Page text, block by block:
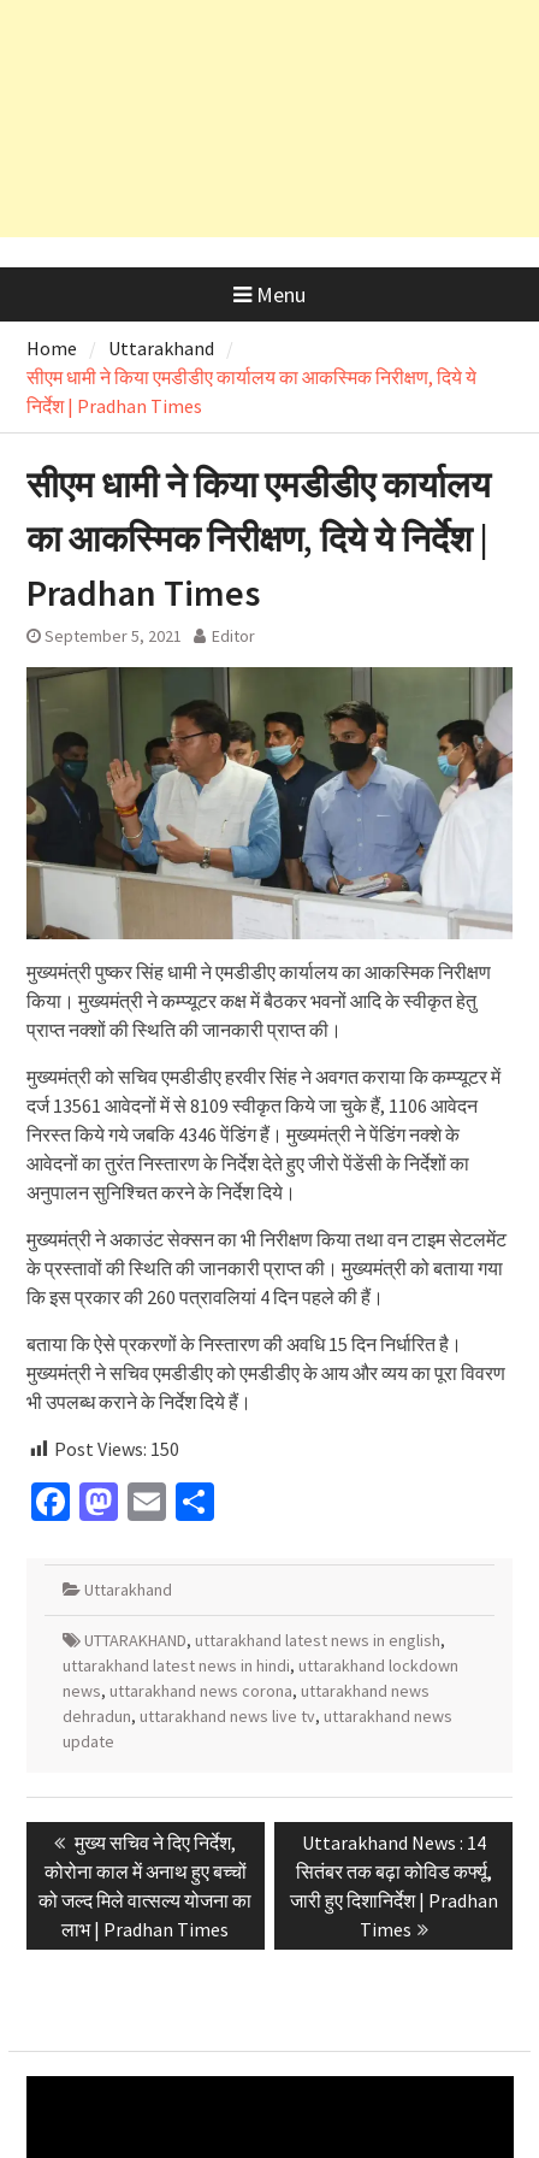
Menu
Home
Uttarakhand
सीएम धामी ने किया एमडीडीए कार्यालय का आकस्मिक निरीक्षण, दिये ये
निर्देश | Pradhan Times
सीएम धामी ने किया एमडीडीए कार्यालय
का आकस्मिक निरीक्षण, दिये ये निर्देश |
Pradhan Times
September 5, 2021 Editor
मुख्यमंत्री पुष्कर सिंह धामी ने एमडीडीए कार्यालय का आकस्मिक निरीक्षण
किया। मुख्यमंत्री ने कम्प्यूटर कक्ष में बैठकर भवनों आदि के स्वीकृत हेतु
प्राप्त नक्शों की स्थिति की जानकारी प्राप्त की।
मुख्यमंत्री को सचिव एमडीडीए हरवीर सिंह ने अवगत कराया कि कम्प्यूटर में
दर्ज 13561 आवेदनों में से 8109 स्वीकृत किये जा चुके हैं, 1106 आवेदन
निरस्त किये गये जबकि 4346 पेंडिंग हैं। मुख्यमंत्री ने पेंडिंग नक्शे के
आवेदनों का तुरंत निस्तारण के निर्देश देते हुए जीरो पेंडेंसी के निर्देशों का
अनुपालन सुनिश्चित करने के निर्देश दिये।
मुख्यमंत्री ने अकाउंट सेक्सन का भी निरीक्षण किया तथा वन टाइम सेटलमेंट
के प्रस्तावों की स्थिति की जानकारी प्राप्त की। मुख्यमंत्री को बताया गया
कि इस प्रकार की 260 पत्रावलियां 4 दिन पहले की हैं।
बताया कि ऐसे प्रकरणों के निस्तारण की अवधि 15 दिन निर्धारित है।
मुख्यमंत्री ने सचिव एमडीडीए को एमडीडीए के आय और व्यय का पूरा विवरण
भी उपलब्ध कराने के निर्देश दिये हैं।
Post Views: 150
Facebook
Mastodon
EmailShare
Uttarakhand
UTTARAKHAND, uttarakhand latest news in english,
uttarakhand latest news in hindi, uttarakhand lockdown
news, uttarakhand news corona, uttarakhand news
dehradun, uttarakhand news live tv, uttarakhand news
update
Post
navigation
Previous
post:
मुख्य सचिव ने दिए निर्देश,
कोरोना काल में अनाथ हुए बच्चों
को जल्द मिले वात्सल्य योजना का
लाभ | Pradhan Times
Next
post:
Uttarakhand News : 14
सितंबर तक बढ़ा कोविड कर्फ्यू,
जारी हुए दिशानिर्देश | Pradhan
Times